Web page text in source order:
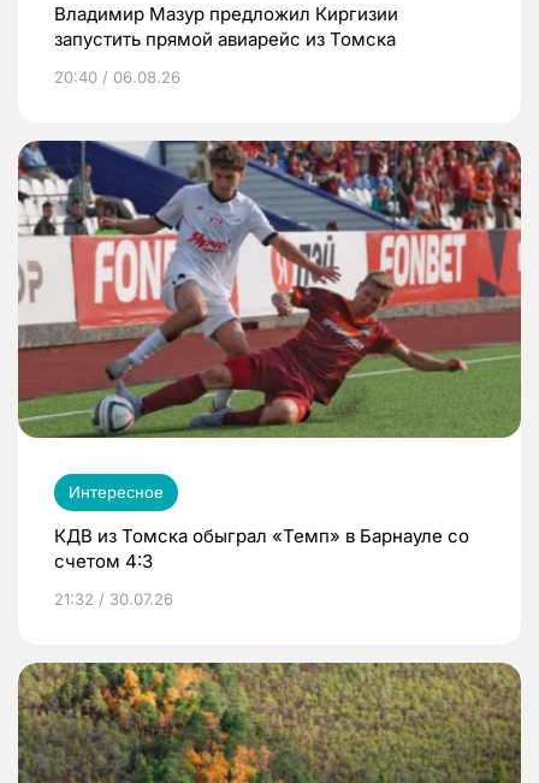
Владимир Мазур предложил Киргизии
запустить прямой авиарейс из Томска
20:40 / 06.08.26
Интересное
КДВ из Томска обыграл «Темп» в Барнауле со
счетом 4:3
21:32 / 30.07.26